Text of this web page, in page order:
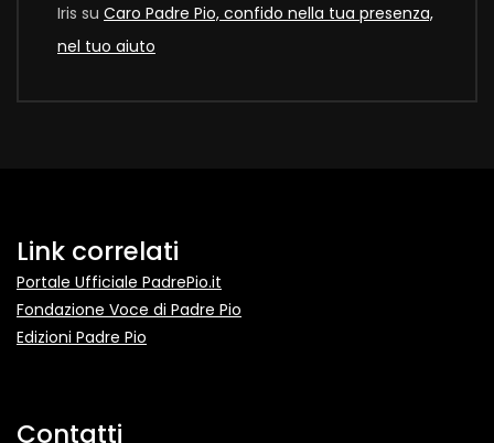
Iris su Caro Padre Pio, confido nella tua presenza,
nel tuo aiuto
Link correlati
Portale Ufficiale PadrePio.it
Fondazione Voce di Padre Pio
Edizioni Padre Pio
Contatti